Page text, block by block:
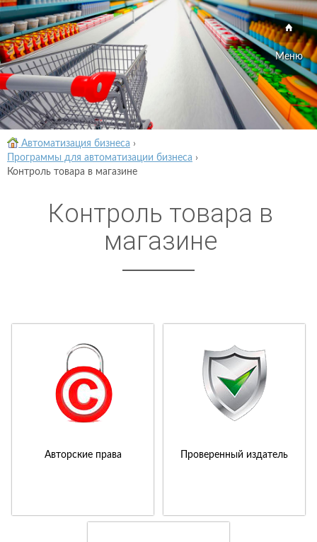
Меню
Автоматизация бизнеса ›
Программы для автоматизации бизнеса ›
Контроль товара в магазине
Контроль товара в
магазине
Авторские права Проверенный издатель